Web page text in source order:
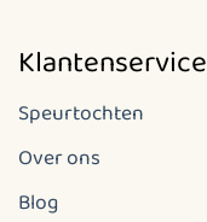
Klantenservice
Speurtochten
Over ons
Blog